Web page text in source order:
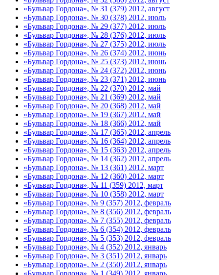
«Бульвар Гордона», № 31 (379) 2012, август
«Бульвар Гордона», № 30 (378) 2012, июль
«Бульвар Гордона», № 29 (377) 2012, июль
«Бульвар Гордона», № 28 (376) 2012, июль
«Бульвар Гордона», № 27 (375) 2012, июль
«Бульвар Гордона», № 26 (374) 2012, июнь
«Бульвар Гордона», № 25 (373) 2012, июнь
«Бульвар Гордона», № 24 (372) 2012, июнь
«Бульвар Гордона», № 23 (371) 2012, июнь
«Бульвар Гордона», № 22 (370) 2012, май
«Бульвар Гордона», № 21 (369) 2012, май
«Бульвар Гордона», № 20 (368) 2012, май
«Бульвар Гордона», № 19 (367) 2012, май
«Бульвар Гордона», № 18 (366) 2012, май
«Бульвар Гордона», № 17 (365) 2012, апрель
«Бульвар Гордона», № 16 (364) 2012, апрель
«Бульвар Гордона», № 15 (363) 2012, апрель
«Бульвар Гордона», № 14 (362) 2012, апрель
«Бульвар Гордона», № 13 (361) 2012, март
«Бульвар Гордона», № 12 (360) 2012, март
«Бульвар Гордона», № 11 (359) 2012, март
«Бульвар Гордона», № 10 (358) 2012, март
«Бульвар Гордона», № 9 (357) 2012, февраль
«Бульвар Гордона», № 8 (356) 2012, февраль
«Бульвар Гордона», № 7 (355) 2012, февраль
«Бульвар Гордона», № 6 (354) 2012, февраль
«Бульвар Гордона», № 5 (353) 2012, февраль
«Бульвар Гордона», № 4 (352) 2012, январь
«Бульвар Гордона», № 3 (351) 2012, январь
«Бульвар Гордона», № 2 (350) 2012, январь
«Бульвар Гордона», № 1 (349) 2012, январь